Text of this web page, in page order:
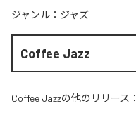
ジャンル： ジャズ
Coffee Jazz
Coffee Jazzの他のリリース：